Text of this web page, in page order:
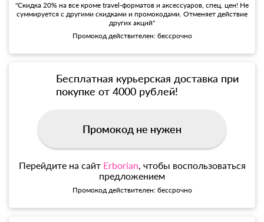
"Скидка 20% на все кроме travel-форматов и аксессуаров, спец. цен! Не
суммируется с другими скидками и промокодами. Отменяет действие
других акций"
Промокод действителен: бессрочно
Бесплатная курьерская доставка при
покупке от 4000 рублей!
Промокод не нужен
Перейдите на сайт Erborian, чтобы воспользоваться
предложением
Промокод действителен: бессрочно